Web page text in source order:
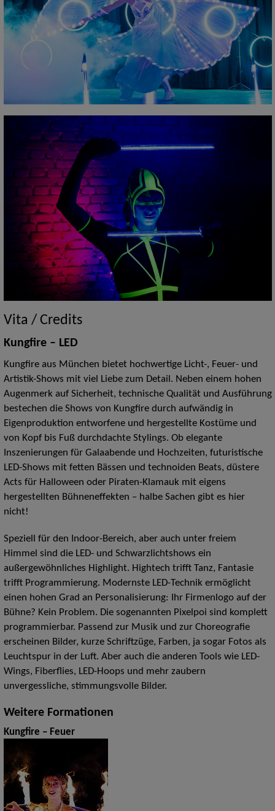
Vita / Credits
Kungfire – LED
Kungfire aus München bietet hochwertige Licht-, Feuer- und
Artistik-Shows mit viel Liebe zum Detail. Neben einem hohen
Augenmerk auf Sicherheit, technische Qualität und Ausführung
bestechen die Shows von Kungfire durch aufwändig in
Eigenproduktion entworfene und hergestellte Kostüme und
von Kopf bis Fuß durchdachte Stylings. Ob elegante
Inszenierungen für Galaabende und Hochzeiten, futuristische
LED-Shows mit fetten Bässen und technoiden Beats, düstere
Acts für Halloween oder Piraten-Klamauk mit eigens
hergestellten Bühneneffekten – halbe Sachen gibt es hier
nicht!
Speziell für den Indoor-Bereich, aber auch unter freiem
Himmel sind die LED- und Schwarzlichtshows ein
außergewöhnliches Highlight. Hightech trifft Tanz, Fantasie
trifft Programmierung. Modernste LED-Technik ermöglicht
einen hohen Grad an Personalisierung: Ihr Firmenlogo auf der
Bühne? Kein Problem. Die sogenannten Pixelpoi sind komplett
programmierbar. Passend zur Musik und zur Choreografie
erscheinen Bilder, kurze Schriftzüge, Farben, ja sogar Fotos als
Leuchtspur in der Luft. Aber auch die anderen Tools wie LED-
Wings, Fiberflies, LED-Hoops und mehr zaubern
unvergessliche, stimmungsvolle Bilder.
Weitere Formationen
Kungfire – Feuer